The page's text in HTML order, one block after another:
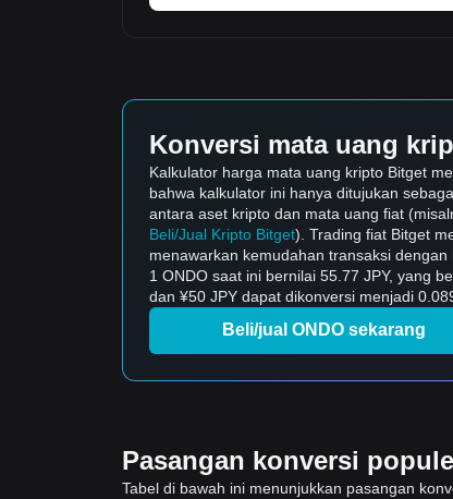
Konversi mata uang
Kalkulator harga mata uang kripto Bitget
bahwa kalkulator ini hanya ditujukan
antara aset kripto dan mata uang fiat
Beli/Jual Kripto Bitget). Trading fiat Bitget
menawarkan kemudahan transaksi dengan
1 ONDO saat ini bernilai 55.77 JPY, yang
dan ¥50 JPY dapat dikonversi menjadi
Beli/jual ONDO sekarang
Pasangan konversi
Tabel di bawah ini menunjukkan pasangan